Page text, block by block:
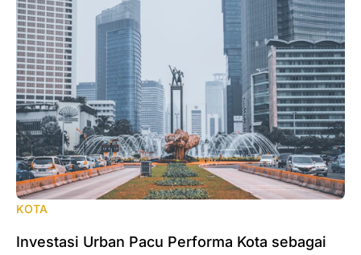
KOTA
Investasi Urban Pacu Performa Kota sebagai